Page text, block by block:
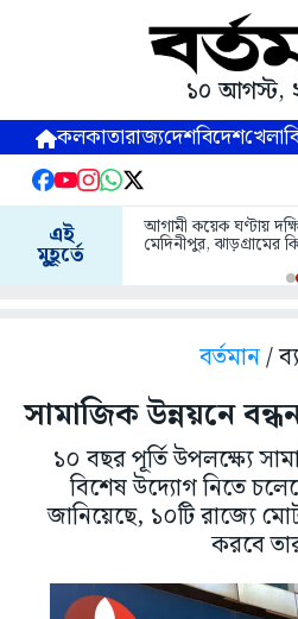
১০ আগস্ট,
কলকাতারাজ্যদেশবিদেশখেলা
এই
মুহূর্তে
আগামী কয়েক ঘণ্টায়
মেদিনীপুর, ঝাড়গ্রামের
বর্তমান/
সামাজিক উন্নয়নে
১০ বছর পূর্তি উপলক্ষ্যে
বিশেষ উদ্যোগ নিতে
জানিয়েছে, ১০টি রাজ্যে
করবে